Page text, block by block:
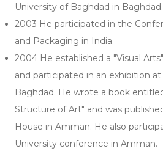
University of Baghdad in Baghdad.
2003 He participated in the
and Packaging in India.
2004 He established a "Visual
and participated in an exhibition
Baghdad. He wrote a book
Structure of Art" and was
House in Amman. He also
University conference in Amman.